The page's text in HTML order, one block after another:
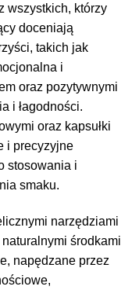
wszystkich, którzy
doceniają
takich jak
i
oraz pozytywnymi
i łagodności.
oraz kapsułki
i precyzyjne
stosowania i
smaku.
narzędziami
środkami
napędzane przez